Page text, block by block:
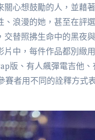
關心想鼓勵的人，並藉
、浪漫的她，甚至在評
交替照拂生命中的黑夜
片中，每件作品都別緻
版、有人飆彈電吉他
賽者用不同的詮釋方式